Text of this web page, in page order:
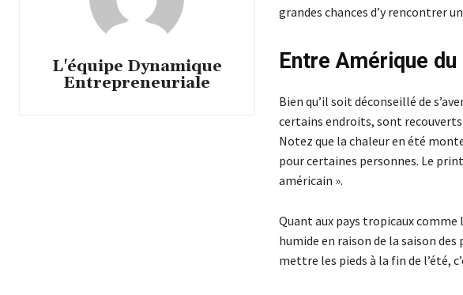
L'équipe Dynamique
Entrepreneuriale
grandes chances d’y rencontrer
Entre Amérique
Bien qu’il soit déconseillé de
certains endroits, sont recouverts
Notez que la chaleur en été
pour certaines personnes. Le
américain ».
Quant aux pays tropicaux comme
humide en raison de la saison
mettre les pieds à la fin de l’été,